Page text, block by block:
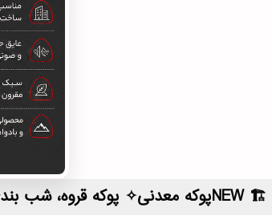
NEWپوکه معدنی✧ پوکه قروه، شب بندی ساختمان در ايلام | لیست قیمت روز و خرید مستقیم ، مناسب تر از نمایندگی شهرستان ها